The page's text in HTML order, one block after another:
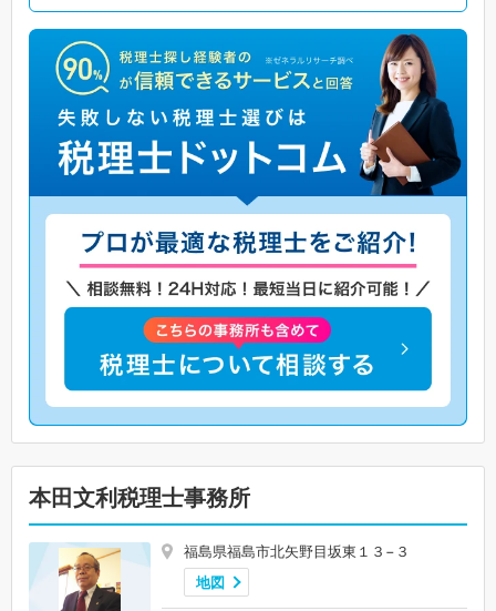
本田文利税理士事務所
福島県福島市北矢野目坂東１３−３
地図